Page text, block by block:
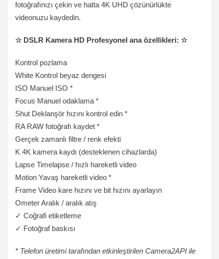
fotoğrafınızı çekin ve hatta 4K UHD çözünürlükte
videonuzu kaydedin.
☆ DSLR Kamera HD Profesyonel ana özellikleri: ☆
Kontrol pozlama
White Kontrol beyaz dengesi
ISO Manuel ISO *
Focus Manuel odaklama *
Shut Deklanşör hızını kontrol edin *
RA RAW fotoğrafı kaydet *
Gerçek zamanlı filtre / renk efekti
K 4K kamera kaydı (desteklenen cihazlarda)
Lapse Timelapse / hızlı hareketli video
Motion Yavaş hareketli video *
Frame Video kare hızını ve bit hızını ayarlayın
Ometer Aralık / aralık atış
✓ Coğrafi etiketleme
✓ Fotoğraf baskısı
* Telefon üretimi tarafından etkinleştirilen Camera2API ile